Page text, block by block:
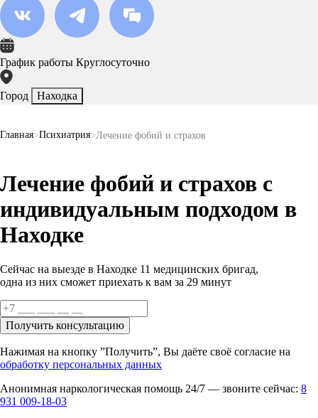
График работы Круглосуточно
Город Находка
Главная Психиатрия Лечение фобий и страхов
Лечение фобий и страхов с
индивидуальным подходом в
Находке
Сейчас на выезде в Находке 11 медицинских бригад,
одна из них сможет приехать к вам за 29 минут
Получить консультацию
Нажимая на кнопку ”Получить”, Вы даёте своё согласие на
обработку персональных данных
Анонимная наркологическая помощь 24/7 — звоните сейчас: 8
931 009-18-03